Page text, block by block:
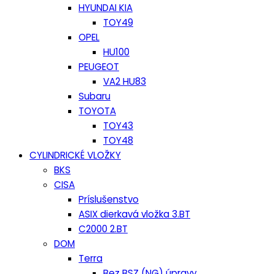
HYUNDAI KIA
TOY49
OPEL
HU100
PEUGEOT
VA2 HU83
Subaru
TOYOTA
TOY43
TOY48
CYLINDRICKÉ VLOŽKY
BKS
CISA
Príslušenstvo
ASIX dierkavá vložka 3.BT
C2000 2.BT
DOM
Terra